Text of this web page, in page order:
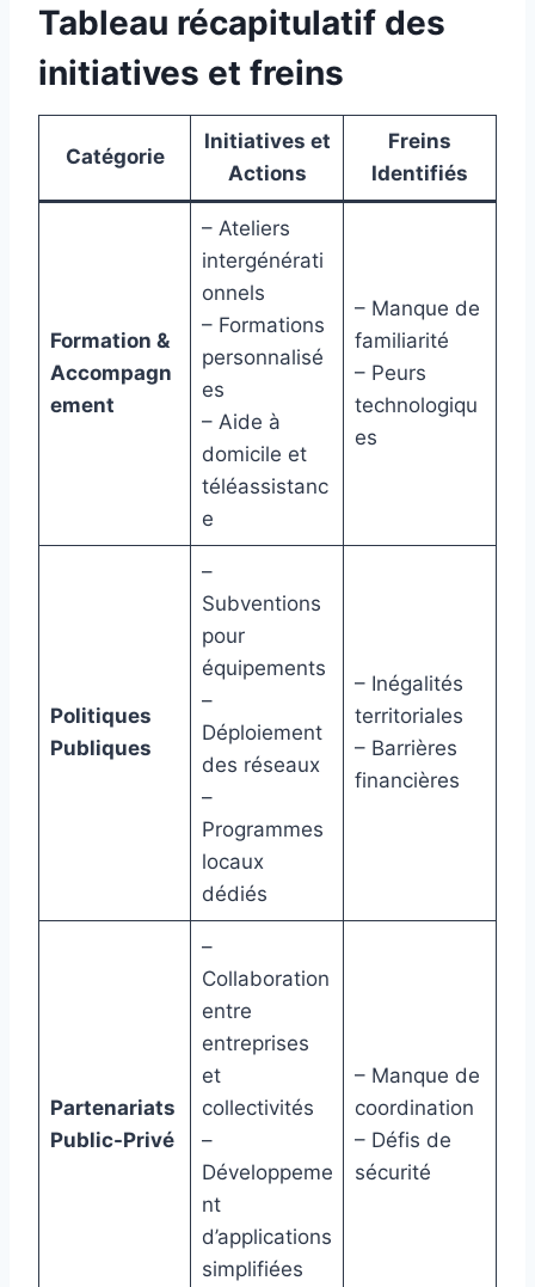
Tableau récapitulatif des
initiatives et freins
Catégorie
Initiatives et
Actions
Freins
Identifiés
Formation &
Accompagn
ement
– Ateliers
intergénérati
onnels
– Formations
personnalisé
es
– Aide à
domicile et
téléassistanc
e
– Manque de
familiarité
– Peurs
technologiqu
es
Politiques
Publiques
–
Subventions
pour
équipements
–
Déploiement
des réseaux
–
Programmes
locaux
dédiés
– Inégalités
territoriales
– Barrières
financières
Partenariats
Public-Privé
–
Collaboration
entre
entreprises
et
collectivités
–
Développeme
nt
d’applications
simplifiées
– Manque de
coordination
– Défis de
sécurité